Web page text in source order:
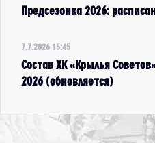
Предсезонка 2026:
7.7.2026 15:45
Состав ХК «Крылья
2026 (обновляется)